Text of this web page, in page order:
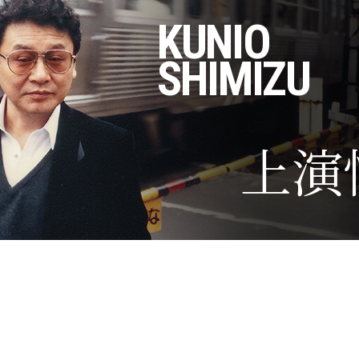
KUNIO
SHIMIZU
上